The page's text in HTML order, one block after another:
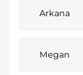
Arkana
Megan